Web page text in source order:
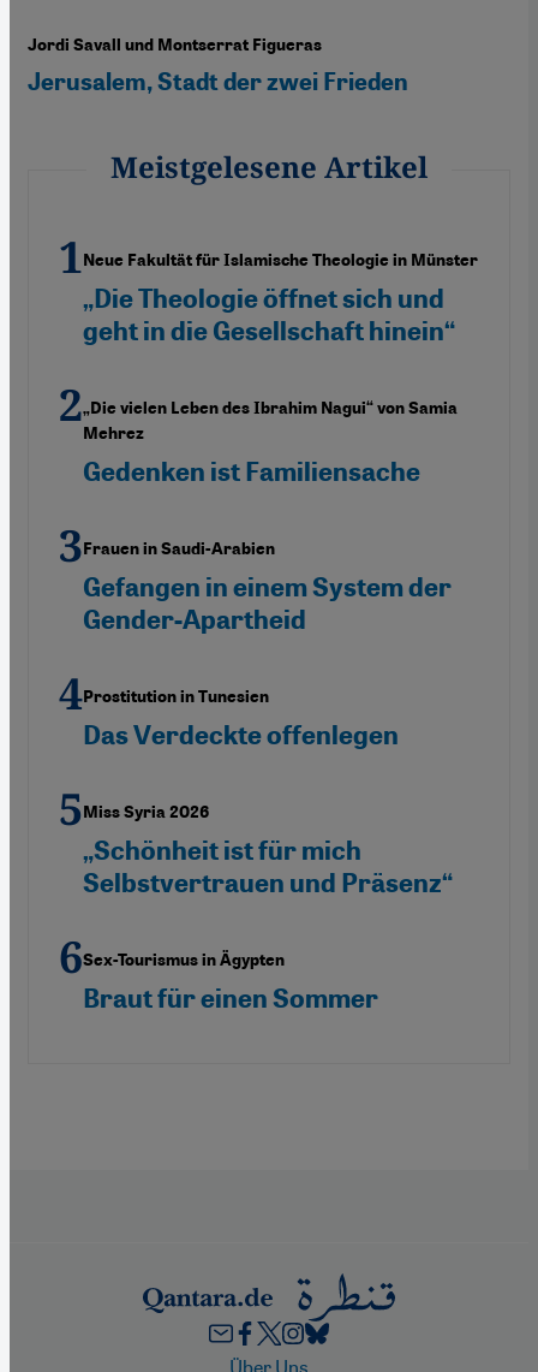
Jordi Savall und Montserrat Figueras
Jerusalem, Stadt der zwei Frieden
Meistgelesene Artikel
Neue Fakultät für Islamische Theologie in Münster
„Die Theologie öffnet sich und
geht in die Gesellschaft hinein“
„Die vielen Leben des Ibrahim Nagui“ von Samia
Mehrez
Gedenken ist Familiensache
Frauen in Saudi-Arabien
Gefangen in einem System der
Gender-Apartheid
Prostitution in Tunesien
Das Verdeckte offenlegen
Miss Syria 2026
„Schönheit ist für mich
Selbstvertrauen und Präsenz“
Sex-Tourismus in Ägypten
Braut für einen Sommer
Über Uns